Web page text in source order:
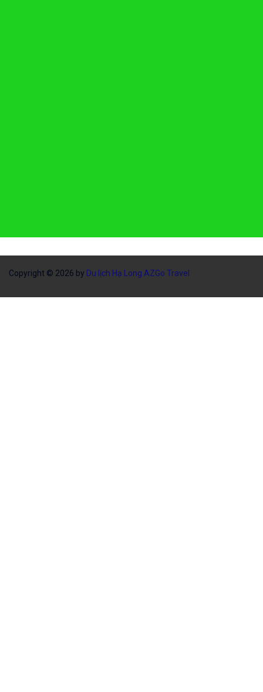
Copyright © 2026 by Du lịch Hạ Long AZGo Travel